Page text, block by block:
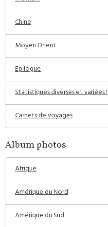
Chine
Moyen Orient
Epilogue
Statistiques diverses et variées !
Carnets de voyages
Album photos
Afrique
Amérique du Nord
Amérique du Sud